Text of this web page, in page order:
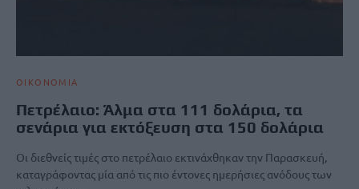
ΟΙΚΟΝΟΜΙΑ
Πετρέλαιο: Άλμα στα 111 δολάρια, τα
σενάρια για εκτόξευση στα 150 δολάρια
Οι διεθνείς τιμές στο πετρέλαιο εκτινάχθηκαν την Παρασκευή,
καταγράφοντας μία από τις πιο έντονες ημερήσιες ανόδους των